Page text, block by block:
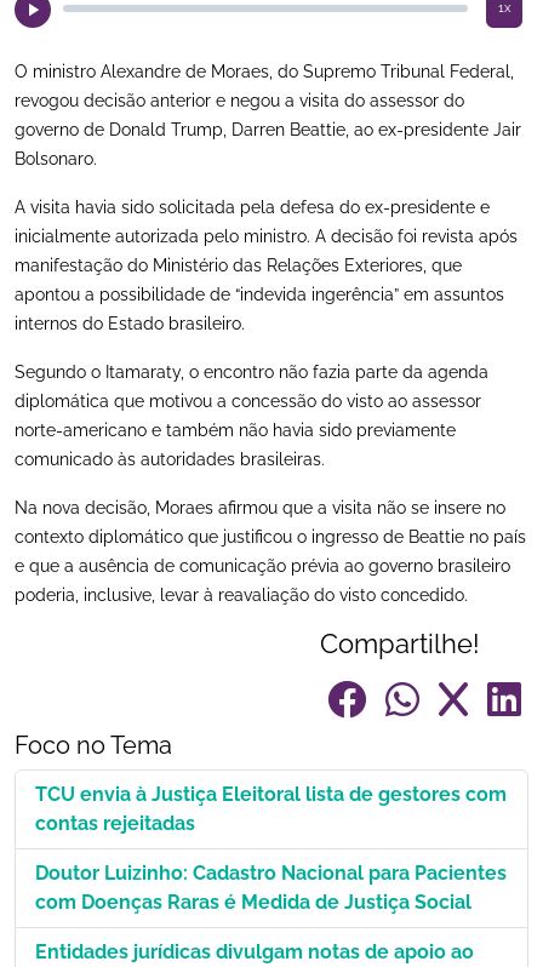
1x
O ministro Alexandre de Moraes, do Supremo Tribunal Federal,
revogou decisão anterior e negou a visita do assessor do
governo de Donald Trump, Darren Beattie, ao ex-presidente Jair
Bolsonaro.
A visita havia sido solicitada pela defesa do ex-presidente e
inicialmente autorizada pelo ministro. A decisão foi revista após
manifestação do Ministério das Relações Exteriores, que
apontou a possibilidade de “indevida ingerência” em assuntos
internos do Estado brasileiro.
Segundo o Itamaraty, o encontro não fazia parte da agenda
diplomática que motivou a concessão do visto ao assessor
norte-americano e também não havia sido previamente
comunicado às autoridades brasileiras.
Na nova decisão, Moraes afirmou que a visita não se insere no
contexto diplomático que justificou o ingresso de Beattie no país
e que a ausência de comunicação prévia ao governo brasileiro
poderia, inclusive, levar à reavaliação do visto concedido.
Compartilhe!
Foco no Tema
TCU envia à Justiça Eleitoral lista de gestores com
contas rejeitadas
Doutor Luizinho: Cadastro Nacional para Pacientes
com Doenças Raras é Medida de Justiça Social
Entidades jurídicas divulgam notas de apoio ao